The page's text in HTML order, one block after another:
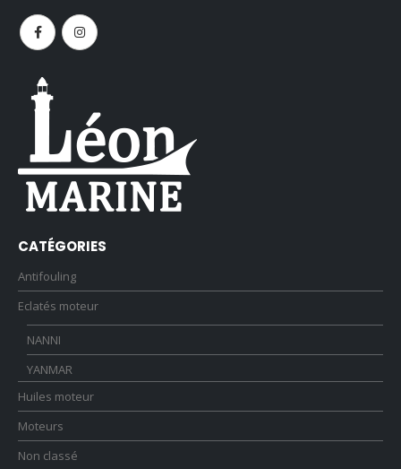
CATÉGORIES
Antifouling
Eclatés moteur
NANNI
YANMAR
Huiles moteur
Moteurs
Non classé